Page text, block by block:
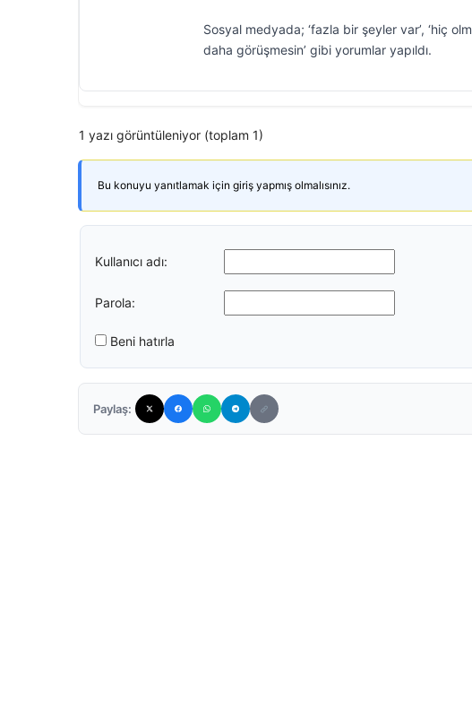
Sosyal medyada; ‘fazla bir şeyler var’, ‘hiç
daha görüşmesin’ gibi yorumlar yapıldı.
1 yazı görüntüleniyor (toplam 1)
Bu konuyu yanıtlamak için giriş yapmış olmalısınız.
Kullanıcı adı:
Parola:
Beni hatırla
Paylaş: